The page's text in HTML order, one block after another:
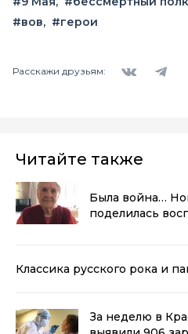
#вов
#герои
Расскажи друзьям:
Читайте также
Была война…
поделилась
Классика русского рока и
За неделю в